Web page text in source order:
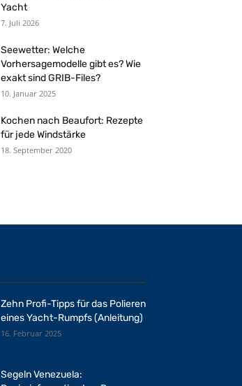
Yacht
7. Juli 2026
Seewetter: Welche
Vorhersagemodelle gibt es? Wie
exakt sind GRIB-Files?
10. Januar 2025
Kochen nach Beaufort: Rezepte
für jede Windstärke
18. September 2020
Zehn Profi-Tipps für das Polieren
eines Yacht-Rumpfs (Anleitung)
16. Februar 2025
Segeln Venezuela: